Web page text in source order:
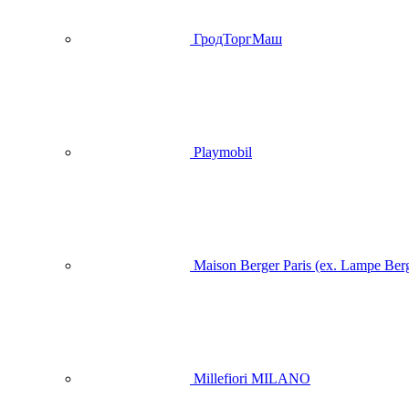
ГродТоргМаш
Playmobil
Maison Berger Paris (ex. Lampe
Millefiori MILANO